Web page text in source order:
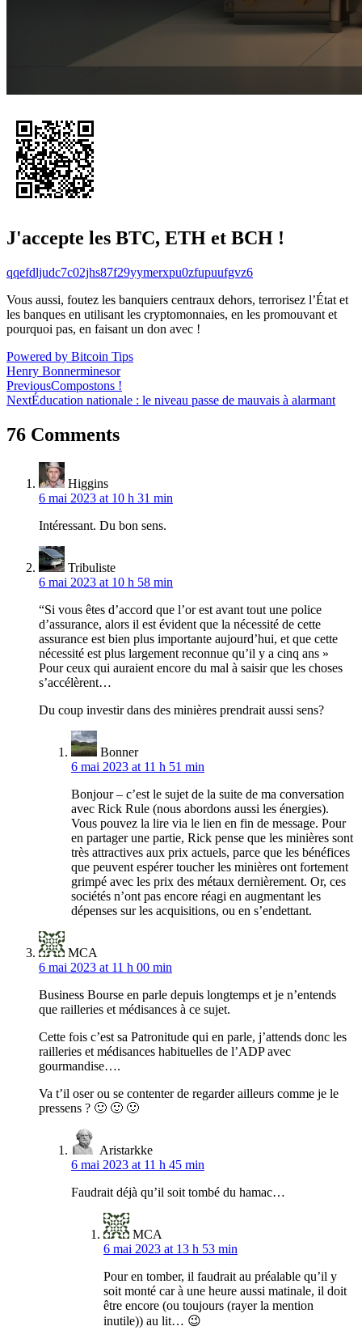
J'accepte les BTC, ETH et BCH !
qqefdljudc7c02jhs87f29yymerxpu0zfupuufgvz6
Vous aussi, foutez les banquiers centraux dehors, terrorisez l’État et
les banques en utilisant les cryptomonnaies, en les promouvant et
pourquoi pas, en faisant un don avec !
Powered by Bitcoin Tips
Henry Bonnerminesor
Navigation
de
l’article
PreviousCompostons !
NextÉducation nationale : le niveau passe de mauvais à alarmant
76 Comments
Higgins
6 mai 2023 at 10 h 31 min
Intéressant. Du bon sens.
Tribuliste
6 mai 2023 at 10 h 58 min
“Si vous êtes d’accord que l’or est avant tout une police
d’assurance, alors il est évident que la nécessité de cette
assurance est bien plus importante aujourd’hui, et que cette
nécessité est plus largement reconnue qu’il y a cinq ans »
Pour ceux qui auraient encore du mal à saisir que les choses
s’accélèrent…
Du coup investir dans des minières prendrait aussi sens?
Bonner
6 mai 2023 at 11 h 51 min
Bonjour – c’est le sujet de la suite de ma conversation
avec Rick Rule (nous abordons aussi les énergies).
Vous pouvez la lire via le lien en fin de message. Pour
en partager une partie, Rick pense que les minières sont
très attractives aux prix actuels, parce que les bénéfices
que peuvent espérer toucher les minières ont fortement
grimpé avec les prix des métaux dernièrement. Or, ces
sociétés n’ont pas encore réagi en augmentant les
dépenses sur les acquisitions, ou en s’endettant.
MCA
6 mai 2023 at 11 h 00 min
Business Bourse en parle depuis longtemps et je n’entends
que railleries et médisances à ce sujet.
Cette fois c’est sa Patronitude qui en parle, j’attends donc les
railleries et médisances habituelles de l’ADP avec
gourmandise….
Va t’il oser ou se contenter de regarder ailleurs comme je le
pressens ? 🙂 🙂 🙂
Aristarkke
6 mai 2023 at 11 h 45 min
Faudrait déjà qu’il soit tombé du hamac…
MCA
6 mai 2023 at 13 h 53 min
Pour en tomber, il faudrait au préalable qu’il y
soit monté car à une heure aussi matinale, il doit
être encore (ou toujours (rayer la mention
inutile)) au lit… 😉